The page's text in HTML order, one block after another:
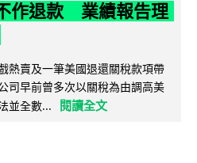
作退款 業績報告理
熱賣及一筆美國退還關稅款項帶
司早前曾多次以關稅為由調高美
並全數...
閱讀全文